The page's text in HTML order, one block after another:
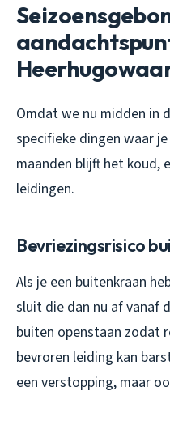
Omdat we nu midden in
specifieke dingen waar
maanden blijft het koud,
leidingen.
Bevriezingsrisico
Als je een buitenkraan
sluit die dan nu af vanaf
buiten openstaan zodat
bevroren leiding kan
een verstopping, maar